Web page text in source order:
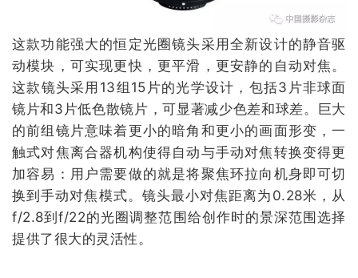
这款功能强大的恒定光圈镜头采用全新设计的静音驱
动模块，可实现更快，更平滑，更安静的自动对焦。
这款镜头采用13组15片的光学设计，包括3片非球面
镜片和3片低色散镜片，可显著减少色差和球差。巨大
的前组镜片意味着更小的暗角和更小的画面形变，一
触式对焦离合器机构使得自动与手动对焦转换变得更
加容易：用户需要做的就是将聚焦环拉向机身即可切
换到手动对焦模式。镜头最小对焦距离为0.28米，从
f/2.8到f/22的光圈调整范围给创作时的景深范围选择
提供了很大的灵活性。